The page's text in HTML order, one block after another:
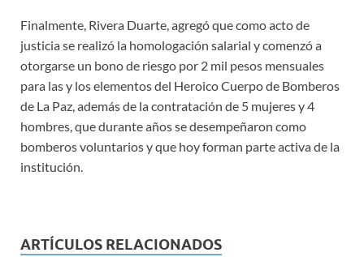
Finalmente, Rivera Duarte, agregó que como acto de
justicia se realizó la homologación salarial y comenzó a
otorgarse un bono de riesgo por 2 mil pesos mensuales
para las y los elementos del Heroico Cuerpo de Bomberos
de La Paz, además de la contratación de 5 mujeres y 4
hombres, que durante años se desempeñaron como
bomberos voluntarios y que hoy forman parte activa de la
institución.
ARTÍCULOS RELACIONADOS